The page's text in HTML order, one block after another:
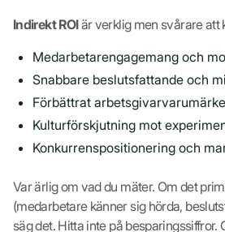
Indirekt ROIär verklig men svårare att
Medarbetarengagemang och
Snabbare beslutsfattande och
Förbättrat
Kulturförskjutning mot
Konkurrenspositionering och
Var ärlig om vad du mäter. Om det
(medarbetare känner sig hörda,
säg det. Hitta inte på besparingssiffror.